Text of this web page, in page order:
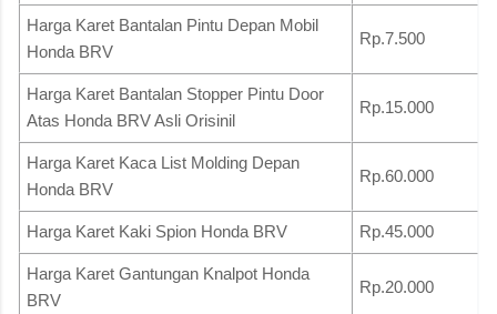
Harga Karet Bantalan Pintu Depan Mobil
Honda BRV
Rp.7.500
Harga Karet Bantalan Stopper Pintu Door
Atas Honda BRV Asli Orisinil
Rp.15.000
Harga Karet Kaca List Molding Depan
Honda BRV
Rp.60.000
Harga Karet Kaki Spion Honda BRV Rp.45.000
Harga Karet Gantungan Knalpot Honda
BRV
Rp.20.000